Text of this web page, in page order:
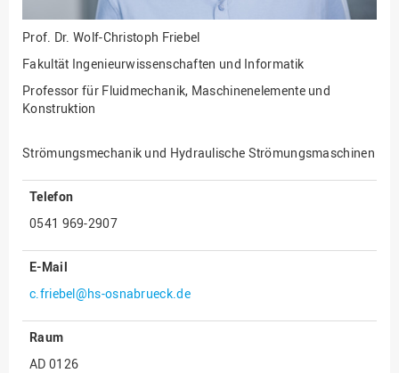
Forschung, Kooperation,
Drittmittel
Gebäude und Technik
Gesellschaftliches
Engagement
Hochschulleitung
Hochschulplanung/-
Institut für Musik
IT Service Center
Kommunikation und
Marketing
Prof. Dr. Wolf-Christoph Friebel
Fakultät Ingenieurwissenschaften und Informatik
Professor für Fluidmechanik, Maschinenelemente und
Konstruktion
Strömungsmechanik und Hydraulische Strömungsmaschinen
Telefon
0541 969-2907
E-Mail
c.friebel@hs-osnabrueck.de
Raum
AD 0126